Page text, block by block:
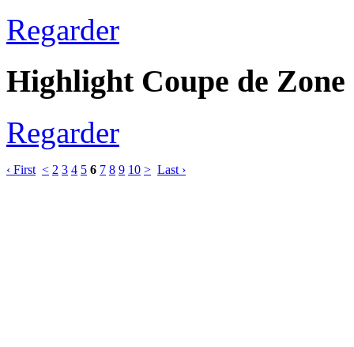
Regarder
Highlight Coupe de
Regarder
‹ First < 2 3 4 5 6 7 8 9 10 > Last ›